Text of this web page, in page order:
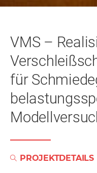
VMS –
für
PROJEKTDETAILS